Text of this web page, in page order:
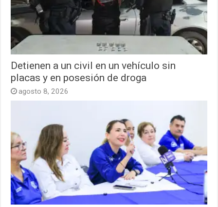
Detienen a un civil en un vehículo sin
placas y en posesión de droga
agosto 8, 2026